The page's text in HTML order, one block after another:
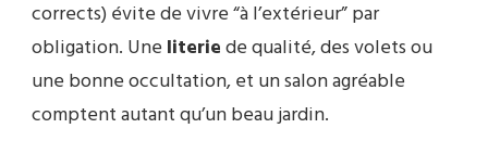
corrects) évite de vivre “à l’extérieur” par
obligation. Une literiede qualité, des volets ou
une bonne occultation, et un salon agréable
comptent autant qu’un beau jardin.